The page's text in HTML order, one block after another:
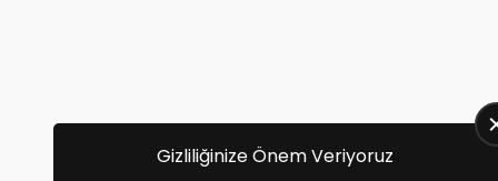
Gizliliğinize Önem Veriyoruz